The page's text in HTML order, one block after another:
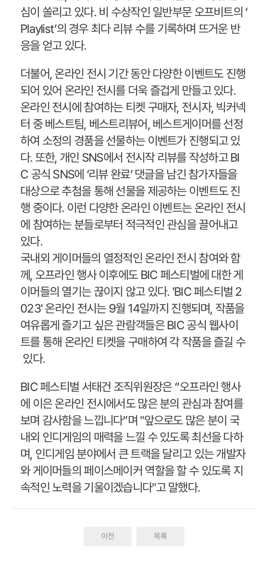
심이 쏠리고 있다. 비 수상작인 일반부문 오프비트의 ‘
Playlist’의 경우 최다 리뷰 수를 기록하며 뜨거운 반
응을 얻고 있다.
더불어, 온라인 전시 기간 동안 다양한 이벤트도 진행
되어 있어 온라인 전시를 더욱 즐겁게 만들고 있다.
온라인 전시에 참여하는 티켓 구매자, 전시자, 빅커넥
터 중 베스트팀, 베스트리뷰어, 베스트게이머를 선정
하여 소정의 경품을 선물하는 이벤트가 진행되고 있
다. 또한, 개인 SNS에서 전시작 리뷰를 작성하고 BI
C 공식 SNS에 ‘리뷰 완료’ 댓글을 남긴 참가자들을
대상으로 추첨을 통해 선물을 제공하는 이벤트도 진
행 중이다. 이런 다양한 온라인 이벤트는 온라인 전시
에 참여하는 분들로부터 적극적인 관심을 끌어내고
있다.
국내외 게이머들의 열정적인 온라인 전시 참여와 함
께, 오프라인 행사 이후에도 BIC 페스티벌에 대한 게
이머들의 열기는 끊이지 않고 있다. 'BIC 페스티벌 2
023' 온라인 전시는 9월 14일까지 진행되며, 작품을
여유롭게 즐기고 싶은 관람객들은 BIC 공식 웹사이
트를 통해 온라인 티켓을 구매하여 각 작품을 즐길 수
있다.
BIC 페스티벌 서태건 조직위원장은 “오프라인 행사
에 이은 온라인 전시에서도 많은 분의 관심과 참여를
보며 감사함을 느낍니다”며 "앞으로도 많은 분이 국
내외 인디게임의 매력을 느낄 수 있도록 최선을 다하
며, 인디게임 분야에서 큰 트랙을 달리고 있는 개발자
와 게이머들의 페이스메이커 역할을 할 수 있도록 지
속적인 노력을 기울이겠습니다"고 말했다.
이전 목록